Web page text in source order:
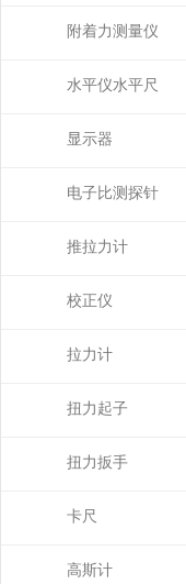
附着力测量仪
水平仪水平尺
显示器
电子比测探针
推拉力计
校正仪
拉力计
扭力起子
扭力扳手
卡尺
高斯计